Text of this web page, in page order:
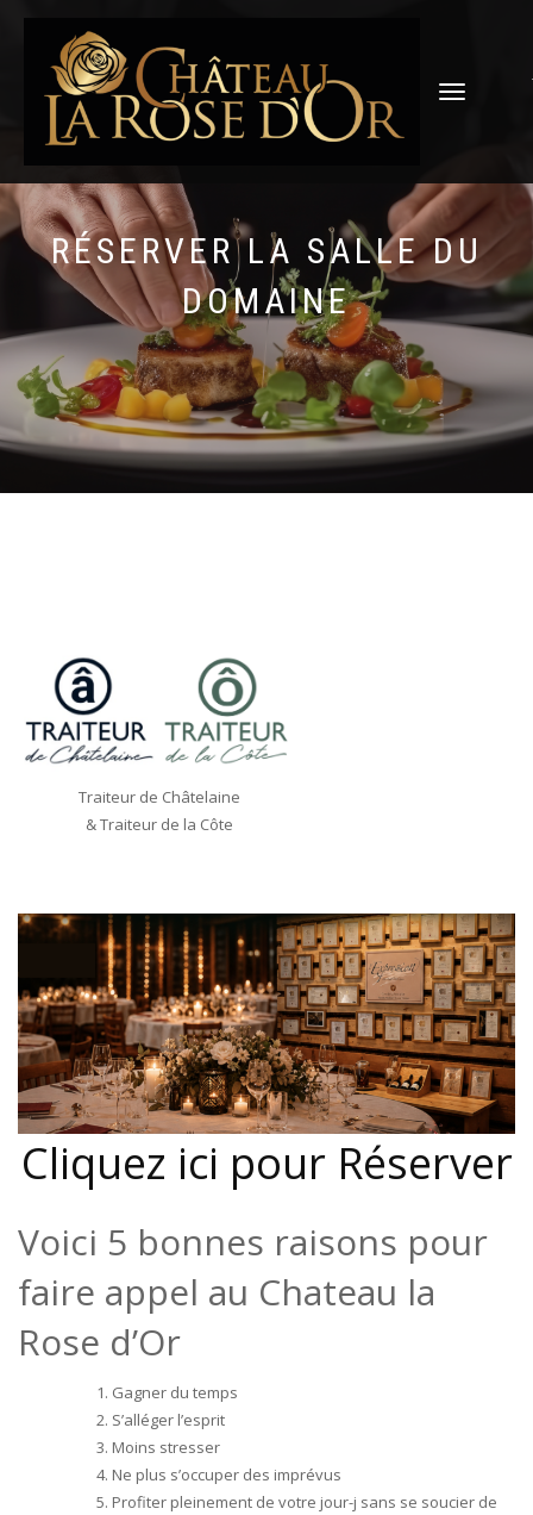
DÉPLIER
RÉSERVER LA SALLE DU
DOMAINE
Traiteur de Châtelaine
& Traiteur de la Côte
Cliquez ici pour Réserver
Voici 5 bonnes raisons pour
faire appel au Chateau la
Rose d’Or
Gagner du temps
S’alléger l’esprit
Moins stresser
Ne plus s’occuper des imprévus
Profiter pleinement de votre jour-j sans se soucier de